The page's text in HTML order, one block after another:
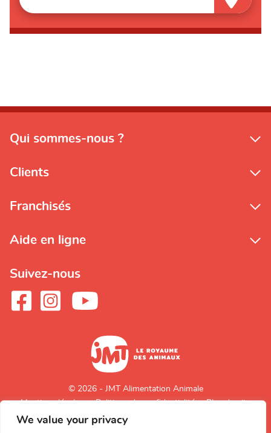
We value your privacy
Qui sommes-nous ?
Clients
Franchisés
Aide en ligne
Suivez-nous
© 2026 - JMT Alimentation Animale
Mentions légales
Politique de confidentialité Plan du site